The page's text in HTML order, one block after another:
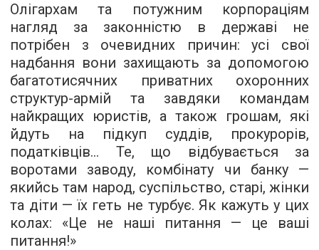
Олігархам та потужним корпораціям
нагляд за законністю в державі не
потрібен з очевидних причин: усі свої
надбання вони захищають за допомогою
багатотисячних приватних охоронних
структур-армій та завдяки командам
найкращих юристів, а також грошам, які
йдуть на підкуп суддів, прокурорів,
податківців... Те, що відбувається за
воротами заводу, комбінату чи банку —
якийсь там народ, суспільство, старі, жінки
та діти — їх геть не турбує. Як кажуть у цих
колах: «Це не наші питання — це ваші
питання!»